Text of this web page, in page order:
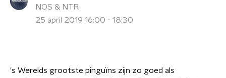
NOS & NTR
25 april 2019 16:00 - 18:30
's Werelds grootste pinguïns zijn zo goed als